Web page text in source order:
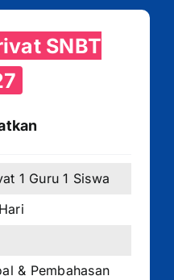
SNBT
1 Guru 1 Siswa
& Pembahasan